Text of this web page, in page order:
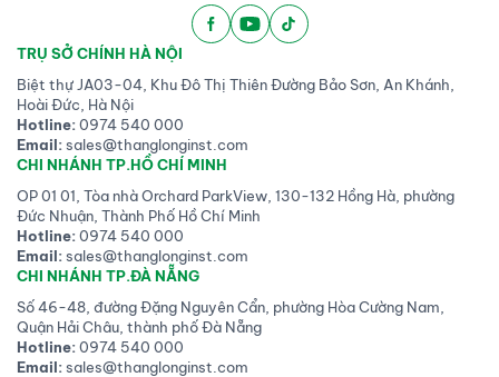
TRỤ SỞ CHÍNH HÀ NỘI
Biệt thự JA03-04, Khu Đô Thị Thiên Đường Bảo Sơn, An Khánh,
Hoài Đức, Hà Nội
Hotline:0974 540 000
Email:sales@thanglonginst.com
CHI NHÁNH TP.HỒ CHÍ MINH
OP 01 01, Tòa nhà Orchard ParkView, 130-132 Hồng Hà, phường
Đức Nhuận, Thành Phố Hồ Chí Minh
Hotline:0974 540 000
Email:sales@thanglonginst.com
CHI NHÁNH TP.ĐÀ NẴNG
Số 46-48, đường Đặng Nguyên Cẩn, phường Hòa Cường Nam,
Quận Hải Châu, thành phố Đà Nẵng
Hotline:0974 540 000
Email:sales@thanglonginst.com